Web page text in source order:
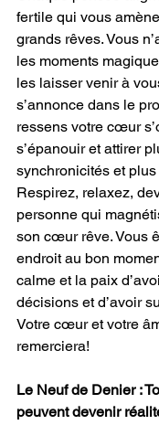
fertile qui vous
grands rêves. Vous
les moments
les laisser venir à
s’annonce dans le
ressens votre cœur
s’épanouir et attirer
synchronicités et
Respirez, relaxez,
personne qui
son cœur rêve. Vous
endroit au bon
calme et la paix
décisions et d’avoir
Votre cœur et votre
remerciera!
Le Neuf de Denier :
peuvent devenir